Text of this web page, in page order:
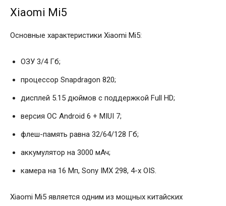
Xiaomi Mi5
Основные характеристики Xiaomi Mi5:
ОЗУ 3/4 Гб;
процессор Snapdragon 820;
дисплей 5.15 дюймов с поддержкой Full HD;
версия ОС Android 6 + MIUI 7;
флеш-память равна 32/64/128 Гб;
аккумулятор на 3000 мАч;
камера на 16 Мп, Sony IMX 298, 4-x OIS.
Xiaomi Mi5 является одним из мощных китайских